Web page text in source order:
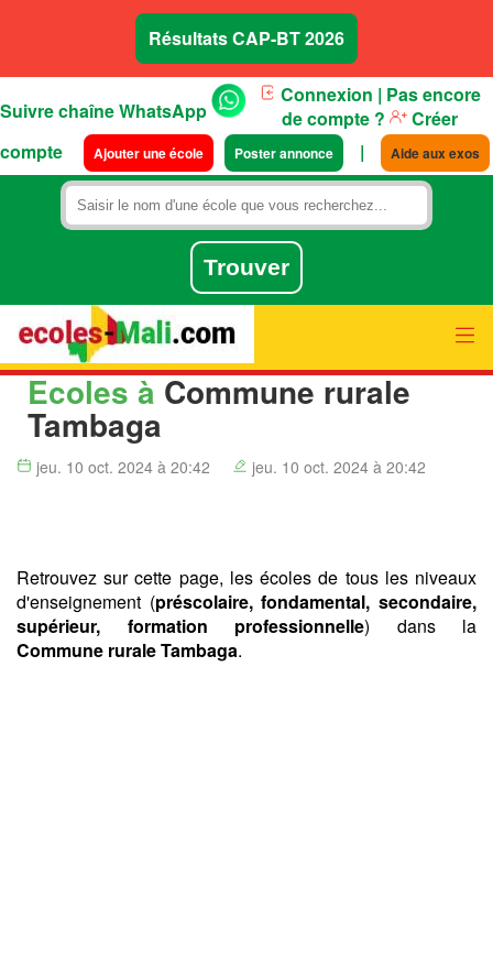
Résultats CAP-BT 2026
Suivre chaîne WhatsApp
Connexion | Pas encore
de compte ?
Créer
compte
Ajouter une école Poster annonce | Aide aux exos
Ecoles à Commune rurale
Tambaga
jeu. 10 oct. 2024 à 20:42 jeu. 10 oct. 2024 à 20:42
Retrouvez sur cette page, les écoles de tous les niveaux
d'enseignement (préscolaire, fondamental, secondaire,
supérieur, formation professionnelle) dans la
Commune rurale Tambaga.